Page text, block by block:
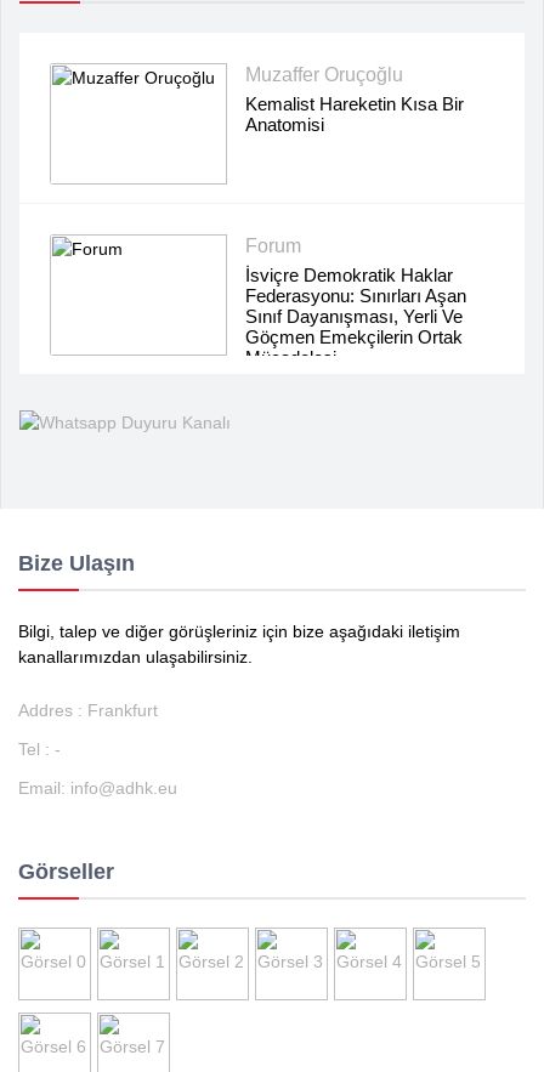
Muzaffer Oruçoğlu
Kemalist Hareketin Kısa Bir
Anatomisi
Forum
İsviçre Demokratik Haklar
Federasyonu: Sınırları Aşan
Sınıf Dayanışması, Yerli Ve
Göçmen Emekçilerin Ortak
Mücadelesi
Bize Ulaşın
Bilgi, talep ve diğer görüşleriniz için bize aşağıdaki iletişim
kanallarımızdan ulaşabilirsiniz.
Addres : Frankfurt
Tel : -
Email: info@adhk.eu
Görseller